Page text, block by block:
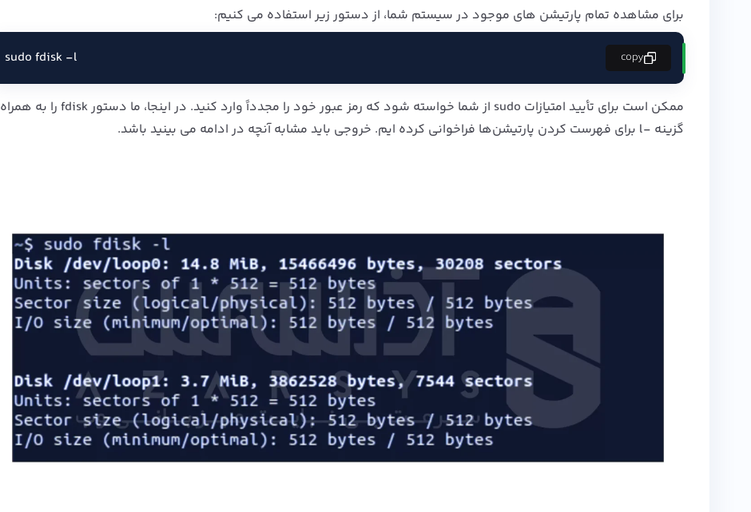
برای مشاهده تمام پارتیشن‌ های موجود در سیستم شما، از دستور زیر استفاده می‌ کنیم:
sudo fdisk -l copy
ممکن است برای تأیید امتیازات sudo از شما خواسته شود که رمز عبور خود را مجدداً وارد کنید. در اینجا، ما دستور fdisk را به همراه
گزینه -l برای فهرست کردن پارتیشن‌ها فراخوانی کرده‌ ایم. خروجی باید مشابه آنچه در ادامه می‌ بینید باشد.